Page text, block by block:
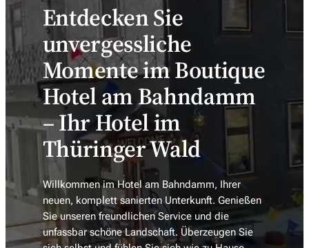
Entdecken Sie
unvergessliche
Momente im Boutique
Hotel am Bahndamm
– Ihr Hotel im
Thüringer Wald
Willkommen im Hotel am Bahndamm, Ihrer
neuen, komplett sanierten Unterkunft. Genießen
Sie unseren freundlichen Service und die
unfassbar schöne Landschaft. Überzeugen Sie